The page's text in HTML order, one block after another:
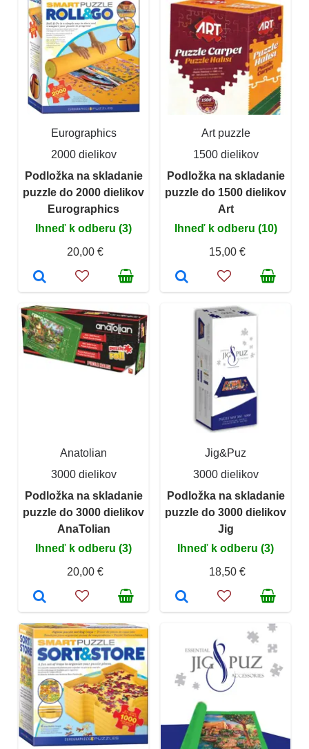
Eurographics
2000 dielikov
Podložka na skladanie
puzzle do 2000 dielikov
Eurographics
Ihneď k odberu (3)
20,00 €
Art puzzle
1500 dielikov
Podložka na skladanie
puzzle do 1500 dielikov
Art
Ihneď k odberu (10)
15,00 €
Anatolian
3000 dielikov
Podložka na skladanie
puzzle do 3000 dielikov
AnaTolian
Ihneď k odberu (3)
20,00 €
Jig&Puz
3000 dielikov
Podložka na skladanie
puzzle do 3000 dielikov
Jig
Ihneď k odberu (3)
18,50 €